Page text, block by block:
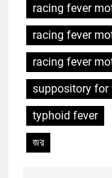
racing fever
racing fever
racing fever
suppository for
typhoid fever
জর